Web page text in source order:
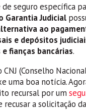
seguro específica
Garantia Judicial
ao
e depósitos
fianças bancárias.
CNJ (Conselho
uma boa notícia.
recursal por um
recusar a solicitação